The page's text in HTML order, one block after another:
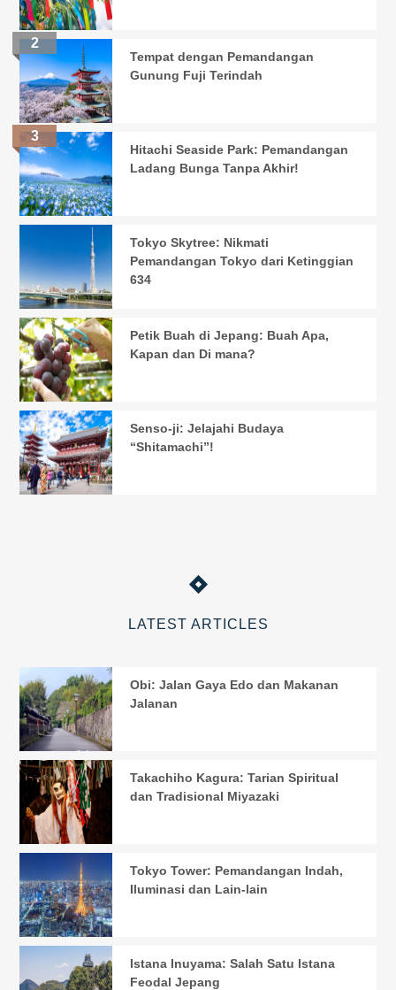
LATEST ARTICLES
Obi: Jalan Gaya Edo dan Makanan
Jalanan
Takachiho Kagura: Tarian Spiritual
dan Tradisional Miyazaki
Tokyo Tower: Pemandangan Indah,
Iluminasi dan Lain-lain
Istana Inuyama: Salah Satu Istana
Feodal Jepang
Tempat dengan Pemandangan
Gunung Fuji Terindah
Hitachi Seaside Park: Pemandangan
Ladang Bunga Tanpa Akhir!
Tokyo Skytree: Nikmati
Pemandangan Tokyo dari Ketinggian
634
Petik Buah di Jepang: Buah Apa,
Kapan dan Di mana?
Senso-ji: Jelajahi Budaya
“Shitamachi”!